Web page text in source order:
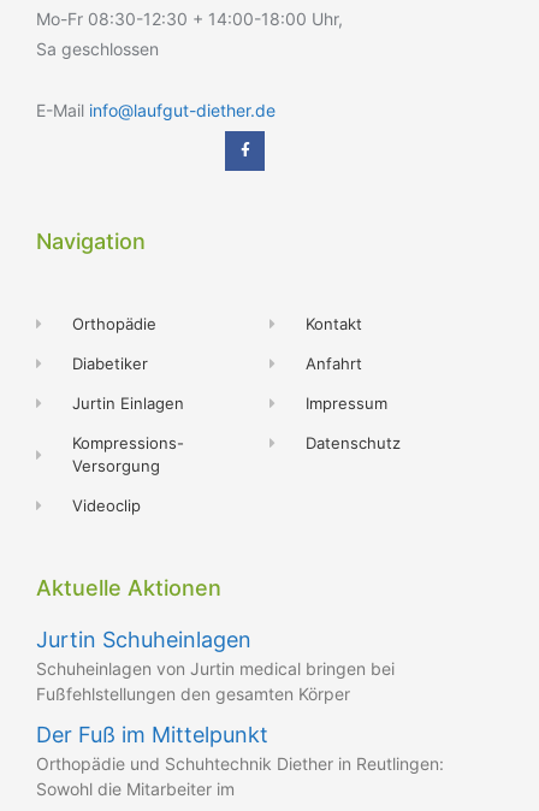
Mo-Fr 08:30-12:30 + 14:00-18:00 Uhr,
Sa geschlossen
E-Mail info@laufgut-diether.de
Navigation
Orthopädie
Diabetiker
Jurtin Einlagen
Kompressions-
Versorgung
Videoclip
Kontakt
Anfahrt
Impressum
Datenschutz
Aktuelle Aktionen
Jurtin Schuheinlagen
Schuheinlagen von Jurtin medical bringen bei
Fußfehlstellungen den gesamten Körper
Der Fuß im Mittelpunkt
Orthopädie und Schuhtechnik Diether in Reutlingen:
Sowohl die Mitarbeiter im